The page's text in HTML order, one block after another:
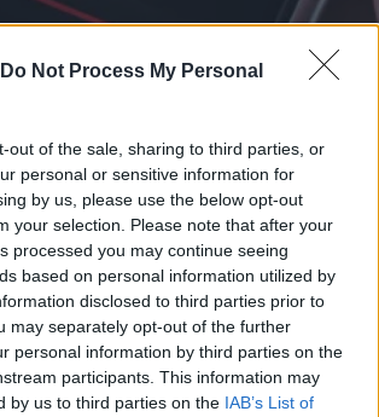
Do Not Process My Personal
out of the sale, sharing to third parties, or
personal or sensitive information for
by us, please use the below opt-out
your selection. Please note that after your
processed you may continue seeing
based on personal information utilized by
disclosed to third parties prior to
may separately opt-out of the further
personal information by third parties on the
participants. This information may
by us to third parties on the IAB’s List of
frasi di Taylor
rinascere dopo una
d'amore
Swift che aiutano a superare la rottura di
tratte dalle sue canzoni più belle sulla